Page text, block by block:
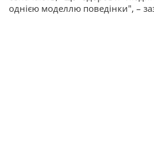
однією моделлю поведінки", –